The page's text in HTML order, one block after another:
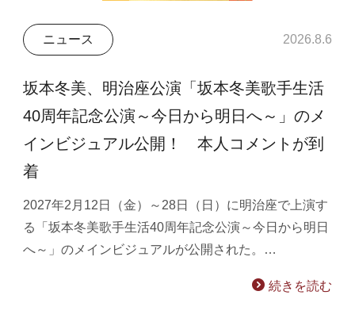
ニュース 2026.8.6
坂本冬美、明治座公演「坂本冬美歌手生活
40周年記念公演～今日から明日へ～」のメ
インビジュアル公開！ 本人コメントが到
着
2027年2月12日（金）～28日（日）に明治座で上演す
る「坂本冬美歌手生活40周年記念公演～今日から明日
へ～」のメインビジュアルが公開された。…
続きを読む